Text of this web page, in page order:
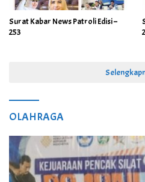
Surat Kabar News Patroli Edisi –
253
OLAHRAGA